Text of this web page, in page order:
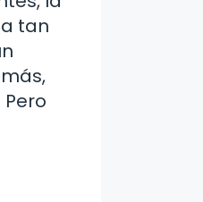
tan